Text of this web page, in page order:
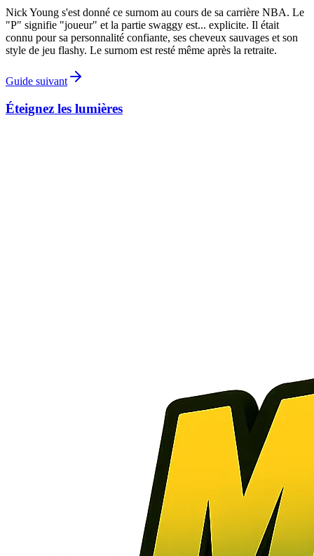
Nick Young s'est donné ce surnom au cours de sa carrière NBA. Le
"P" signifie "joueur" et la partie swaggy est... explicite. Il était
connu pour sa personnalité confiante, ses cheveux sauvages et son
style de jeu flashy. Le surnom est resté même après la retraite.
Guide suivant
Éteignez les lumières